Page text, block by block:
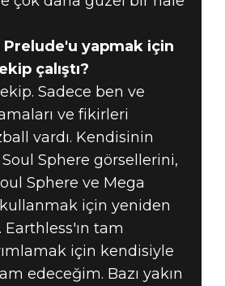
Prelude'u yapmak için
çalıştı?
Sadece ben ve
ve fikirleri
vardı. Kendisinin
Sphere görsellerini,
Sphere ve Mega
için yeniden
tam
için kendisiyle
edeceğim. Bazı yakın